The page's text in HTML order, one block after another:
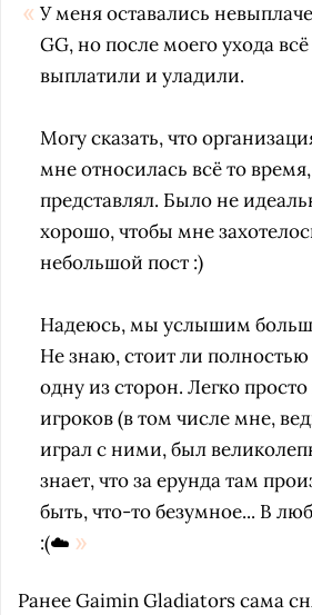
У меня оставались
GG, но после моего ухода
выплатили и уладили.
Могу сказать, что
мне относилась всё то время,
представлял. Было не
хорошо, чтобы мне
небольшой пост :)
Надеюсь, мы услышим
Не знаю, стоит ли
одну из сторон. Легко
игроков (в том числе мне,
играл с ними, был
знает, что за ерунда там
быть, что-то безумное... В
:(☁️
Ранее Gaimin Gladiators сама